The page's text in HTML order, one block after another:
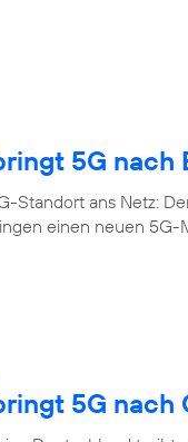
5G nach
Standort ans Netz:
einen neuen
5G nach